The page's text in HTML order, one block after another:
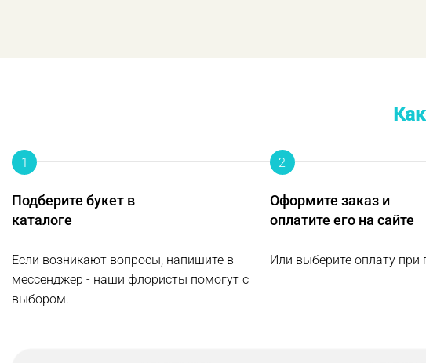
1
Подберите букет в
каталоге
Если возникают вопросы, напишите в
мессенджер - наши флористы помогут с
выбором.
2
Оформите заказ и
оплатите его на сайте
Или выберите оплату при